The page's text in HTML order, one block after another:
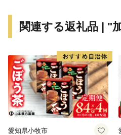
関連する返礼品 | "
愛知県小牧市